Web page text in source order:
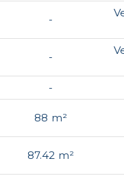
-
-
-
88 m²
87.42 m²